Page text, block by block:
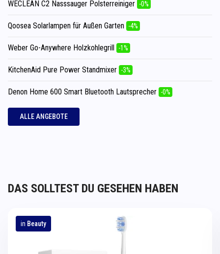
WECLEAN C2 Nasssauger Polsterreiniger -0%
Qoosea Solarlampen für Außen Garten -4%
Weber Go-Anywhere Holzkohlegrill -1%
KitchenAid Pure Power Standmixer -3%
Denon Home 600 Smart Bluetooth Lautsprecher -0%
ALLE ANGEBOTE
DAS SOLLTEST DU GESEHEN HABEN
in Beauty